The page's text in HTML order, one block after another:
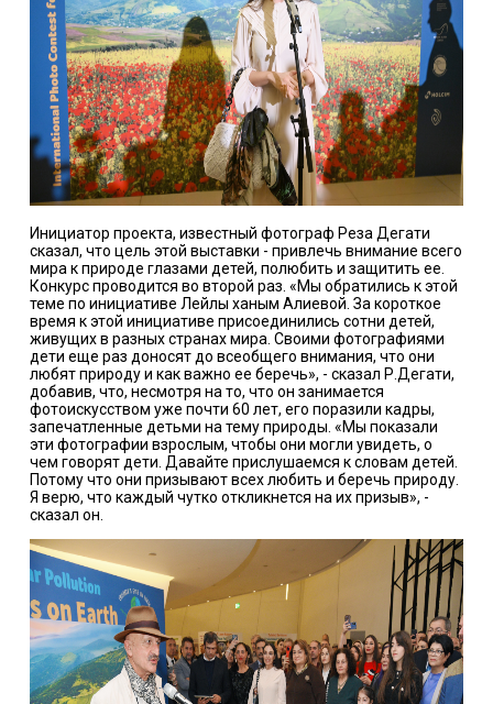
Инициатор проекта, известный фотограф Реза Дегати
сказал, что цель этой выставки - привлечь внимание всего
мира к природе глазами детей, полюбить и защитить ее.
Конкурс проводится во второй раз. «Мы обратились к этой
теме по инициативе Лейлы ханым Алиевой. За короткое
время к этой инициативе присоединились сотни детей,
живущих в разных странах мира. Своими фотографиями
дети еще раз доносят до всеобщего внимания, что они
любят природу и как важно ее беречь», - сказал Р.Дегати,
добавив, что, несмотря на то, что он занимается
фотоискусством уже почти 60 лет, его поразили кадры,
запечатленные детьми на тему природы. «Мы показали
эти фотографии взрослым, чтобы они могли увидеть, о
чем говорят дети. Давайте прислушаемся к словам детей.
Потому что они призывают всех любить и беречь природу.
Я верю, что каждый чутко откликнется на их призыв», -
сказал он.